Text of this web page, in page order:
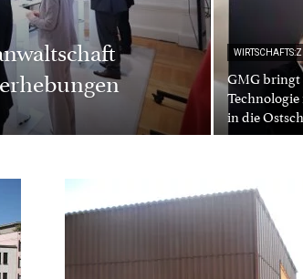
GMG bringt
in die